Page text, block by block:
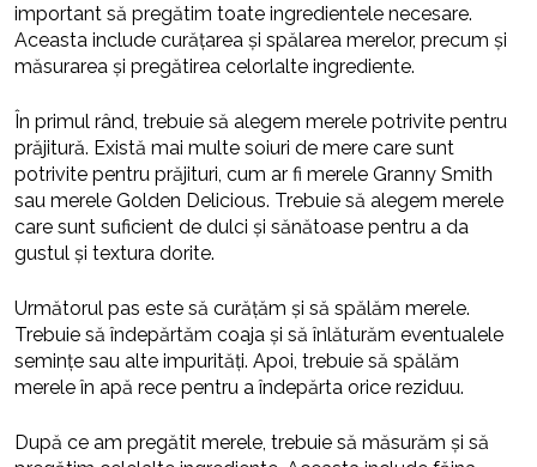
important să pregătim toate ingredientele necesare.
Aceasta include curățarea și spălarea merelor, precum și
măsurarea și pregătirea celorlalte ingrediente.
În primul rând, trebuie să alegem merele potrivite pentru
prăjitură. Există mai multe soiuri de mere care sunt
potrivite pentru prăjituri, cum ar fi merele Granny Smith
sau merele Golden Delicious. Trebuie să alegem merele
care sunt suficient de dulci și sănătoase pentru a da
gustul și textura dorite.
Următorul pas este să curățăm și să spălăm merele.
Trebuie să îndepărtăm coaja și să înlăturăm eventualele
semințe sau alte impurități. Apoi, trebuie să spălăm
merele în apă rece pentru a îndepărta orice reziduu.
După ce am pregătit merele, trebuie să măsurăm și să